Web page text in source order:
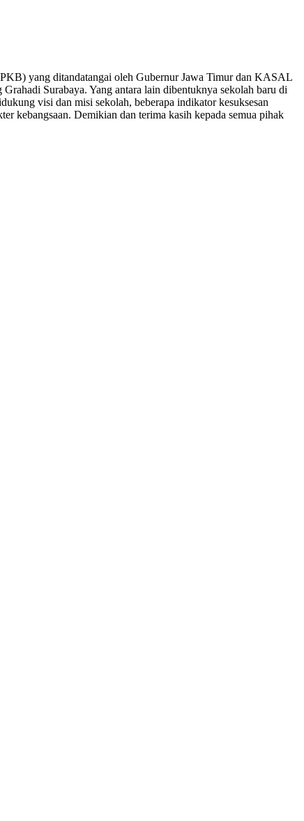
yang ditandatangai oleh Gubernur Jawa Timur dan KASAL
Surabaya. Yang antara lain dibentuknya sekolah baru di
visi dan misi sekolah, beberapa indikator kesuksesan
kebangsaan. Demikian dan terima kasih kepada semua pihak